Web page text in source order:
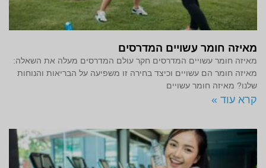
מאיזה חומר עשויים המדרסים
מאיזה חומר עשויים המדרסים חקר עולם המדרסים מעלה את השאלה:
מאיזה חומר הם עשויים וכיצד בחירה זו משפיעה על הבריאות והנוחות
שלנו? מאיזה חומר עשויים
קרא עוד »